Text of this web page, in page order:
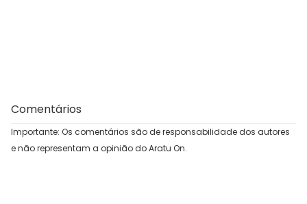
Comentários
Importante: Os comentários são de responsabilidade dos autores
e não representam a opinião do Aratu On.